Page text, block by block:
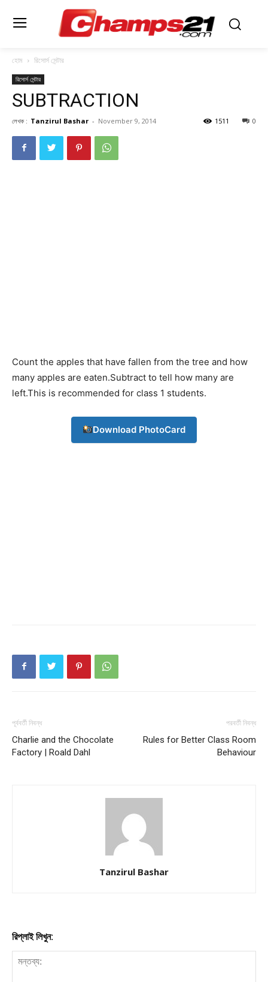
Champs21
Download PhotoCard
হোম রিসোর্স সেন্টার
রিসোর্স সেন্টার
SUBTRACTION
লেখক : Tanzirul Bashar - November 9, 2014 0
1511
Count the apples that have fallen from the tree and how
many apples are eaten.Subtract to tell how many are
left.This is recommended for class 1 students.
Download PhotoCard
পূর্ববর্তী নিবন্ধ
Charlie and the Chocolate
Factory | Roald Dahl
পরবর্তী নিবন্ধ
Rules for Better Class Room
Behaviour
Tanzirul Bashar
রিপ্লাই লিখুন: